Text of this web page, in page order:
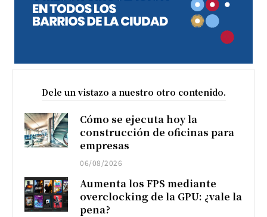
Dele un vistazo a nuestro otro contenido.
Cómo se ejecuta hoy la
construcción de oficinas para
empresas
06/08/2026
Aumenta los FPS mediante
overclocking de la GPU: ¿vale la
pena?